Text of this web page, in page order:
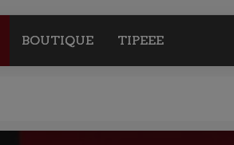
BOUTIQUE TIPEEE